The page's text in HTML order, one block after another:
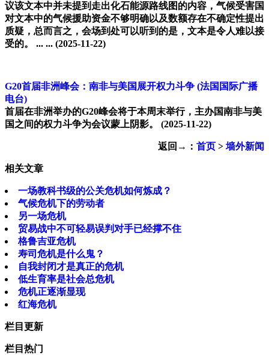
议该文本中并未提到走出化石能源路线图的内容，气候受害国
对文本中的气候援助资金不够明确以及数额存在不确定性提出
质疑，总而言之，会场到处可以听到的是，文本是令人难以接
受的。 ... ... (2025-11-22)
G20首届非洲峰会：南非与美国展开权力斗争 (法国国际广播
电台)
首届在非洲举办的G20峰会将于本周末举行，主办国南非与美
国之间的权力斗争为会议蒙上阴影。 (2025-11-22)
返回→： 首页 > 墙外新闻
相关文章
一场教科书级的公关危机如何炼成？
气候危机下的劳动者
另一场危机
贸易战中不可轻易误判对手已经撑不住
格鲁吉亚危机
寿司危机是什么鬼？
自我封闭才是真正的危机
低生育率是社会总危机
危机正逐渐显现
红海危机
栏目更新
栏目热门